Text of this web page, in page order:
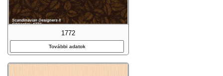
1772
További adatok